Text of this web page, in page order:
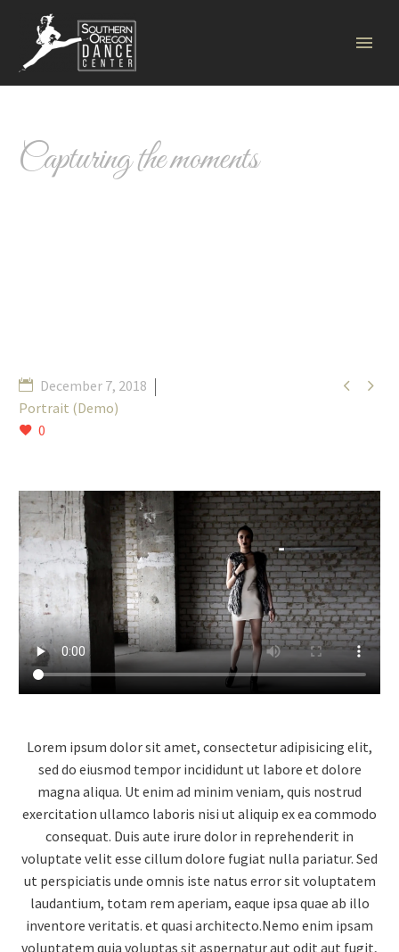
FASHIONretro
Capturing the moments
 
December 7, 2018
Portrait (Demo)
0
Lorem ipsum dolor sit amet, consectetur adipisicing elit,
sed do eiusmod tempor incididunt ut labore et dolore
magna aliqua. Ut enim ad minim veniam, quis nostrud
exercitation ullamco laboris nisi ut aliquip ex ea commodo
consequat. Duis aute irure dolor in reprehenderit in
voluptate velit esse cillum dolore fugiat nulla pariatur. Sed
ut perspiciatis unde omnis iste natus error sit voluptatem
laudantium, totam rem aperiam, eaque ipsa quae ab illo
inventore veritatis. et quasi architecto.Nemo enim ipsam
voluptatem quia voluptas sit aspernatur aut odit aut fugit,